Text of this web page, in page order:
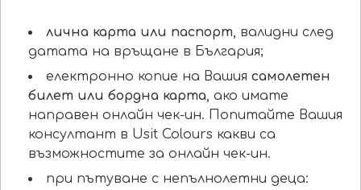
лична карта или паспорт, валидни след
датата на връщане в България;
електронно копие на Вашия самолетен
билет или бордна карта, ако имате
направен онлайн чек-ин. Попитайте Вашия
консултант в Usit Colours какви са
възможностите за онлайн чек-ин.
при пътуване с непълнолетни деца: